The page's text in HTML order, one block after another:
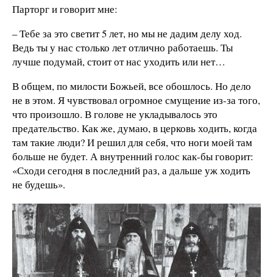
Парторг и говорит мне:
– Тебе за это светит 5 лет, но мы не дадим делу ход.
Ведь ты у нас столько лет отлично работаешь. Ты
лучше подумай, стоит от нас уходить или нет…
В общем, по милости Божьей, все обошлось. Но дело
не в этом. Я чувствовал огромное смущение из-за того,
что произошло. В голове не укладывалось это
предательство. Как же, думаю, в церковь ходить, когда
там такие люди? И решил для себя, что ноги моей там
больше не будет. А внутренний голос как-бы говорит:
«Сходи сегодня в последний раз, а дальше уж ходить
не будешь».